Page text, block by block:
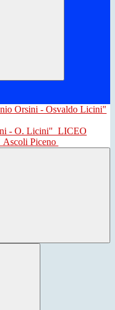
- O. Licini" LICEO
Ascoli Piceno